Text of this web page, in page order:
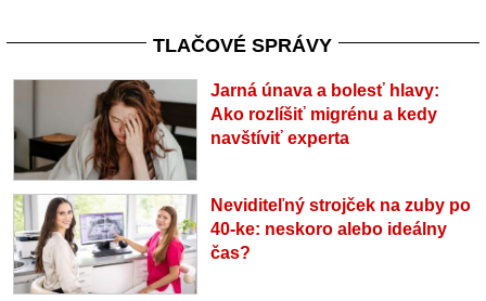
TLAČOVÉ SPRÁVY
Jarná únava a bolesť hlavy:
Ako rozlíšiť migrénu a kedy
navštíviť experta
Neviditeľný strojček na zuby po
40-ke: neskoro alebo ideálny
čas?